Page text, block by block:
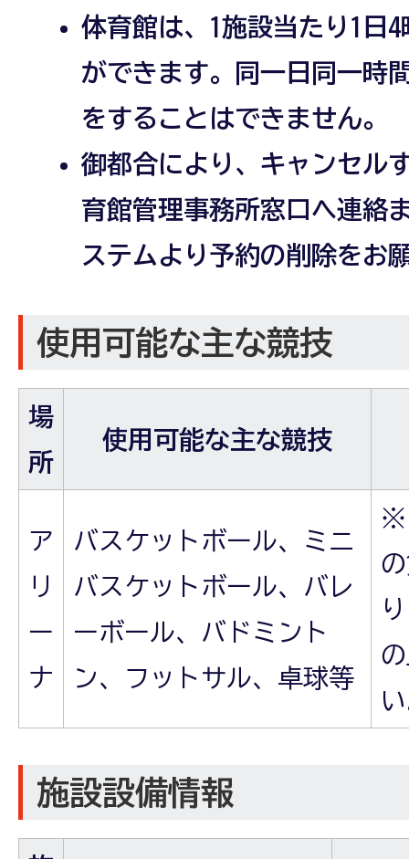
体育館は、1施設当たり1日
ができます。同一日同一時
をすることはできません。
御都合により、キャンセル
育館管理事務所窓口へ連絡
ステムより予約の削除をお
使用可能な主な競技
場
所
使用可能な主な競技
ア
リ
ー
ナ
バスケットボール、ミニ
バスケットボール、バレ
ーボール、バドミント
ン、フットサル、卓球等
※
施設設備情報